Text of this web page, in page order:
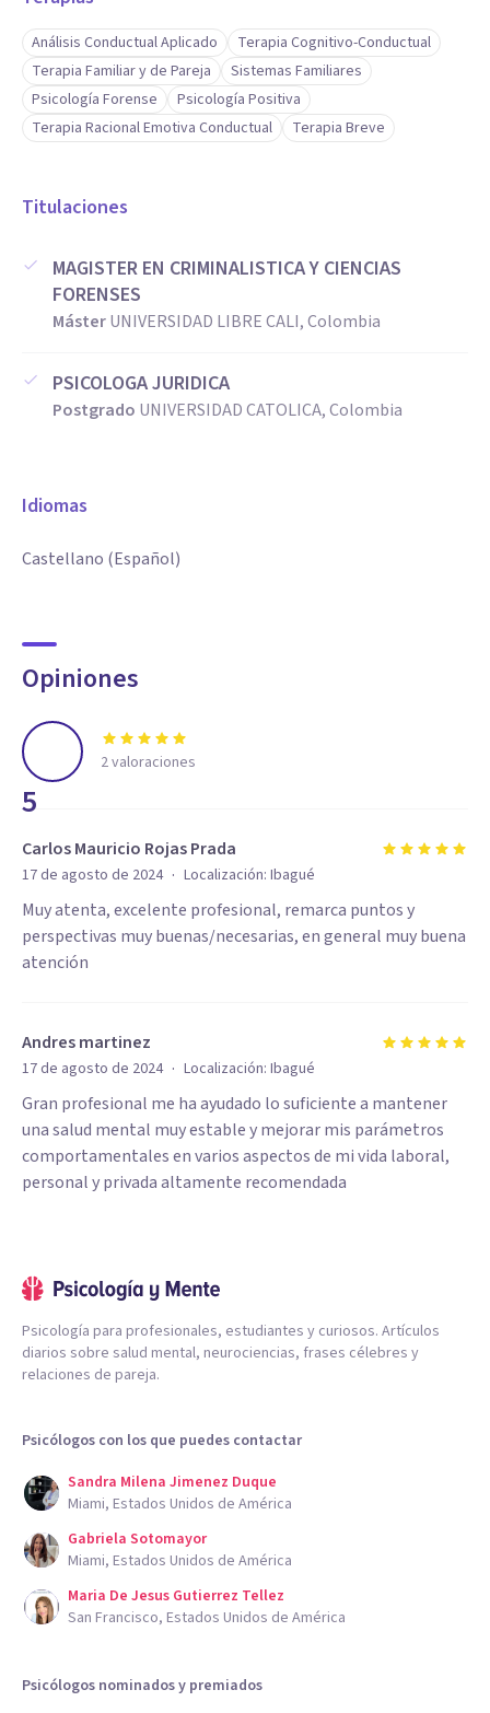
Análisis Conductual Aplicado
Terapia Cognitivo-Conductual
Terapia Familiar y de Pareja
Sistemas Familiares
Psicología Forense
Psicología Positiva
Terapia Racional Emotiva Conductual
Terapia Breve
Titulaciones
MAGISTER EN CRIMINALISTICA Y CIENCIAS
FORENSES
MásterUNIVERSIDAD LIBRE CALI, Colombia
PSICOLOGA JURIDICA
Postgrado UNIVERSIDAD CATOLICA, Colombia
Idiomas
Castellano (Español)
Opiniones
5
2valoraciones
Carlos Mauricio Rojas Prada
17 de agosto de 2024 · Localización: Ibagué
Muy atenta, excelente profesional, remarca puntos y
perspectivas muy buenas/necesarias, en general muy buena
atención
Andres martinez
17 de agosto de 2024 · Localización: Ibagué
Gran profesional me ha ayudado lo suficiente a mantener
una salud mental muy estable y mejorar mis parámetros
comportamentales en varios aspectos de mi vida laboral,
personal y privada altamente recomendada
Psicología para profesionales, estudiantes y curiosos. Artículos
diarios sobre salud mental, neurociencias, frases célebres y
relaciones de pareja.
Psicólogos con los que puedes contactar
Sandra Milena Jimenez Duque
Miami, Estados Unidos de América
Gabriela Sotomayor
Miami, Estados Unidos de América
Maria De Jesus Gutierrez Tellez
San Francisco, Estados Unidos de América
Psicólogos nominados y premiados